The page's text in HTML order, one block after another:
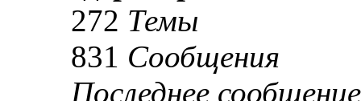
272 Темы
831 Сообщения
Последнее сообщение